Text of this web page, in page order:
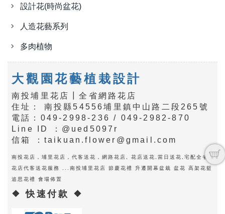
設計花(時尚盆花)
人造花藝系列
多肉植物
大觀園花藝植栽設計
南投埔里花店┃全省網路花店
住址： 南投縣54556埔里鎮中山路二段265號
電話：049-2998-236 / 049-2982-870
Line ID ：@ued5097r
信箱 ：taikuan.flower@gmail.com
南投花店，埔里花店，代客送花，網路花店, 花店送花,當日送花,宅配全省
花店代客送花服務 ...南投埔里花店 節慶花禮 升遷開幕盆栽 盆花 高架花籃
追思花禮 會場佈置
❖ 快速付款 ❖